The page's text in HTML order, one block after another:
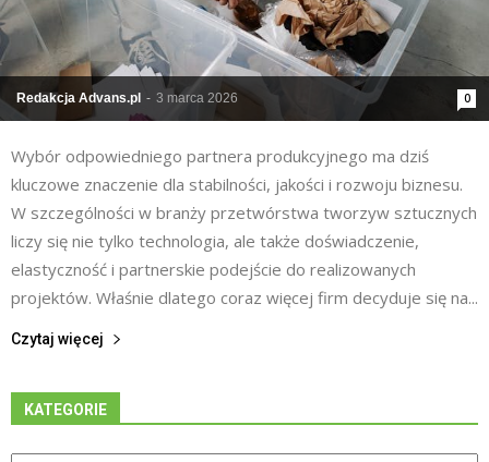
Redakcja Advans.pl - 3 marca 2026 0
Wybór odpowiedniego partnera produkcyjnego ma dziś
kluczowe znaczenie dla stabilności, jakości i rozwoju biznesu.
W szczególności w branży przetwórstwa tworzyw sztucznych
liczy się nie tylko technologia, ale także doświadczenie,
elastyczność i partnerskie podejście do realizowanych
projektów. Właśnie dlatego coraz więcej firm decyduje się na...
Czytaj więcej
KATEGORIE
Kategorie